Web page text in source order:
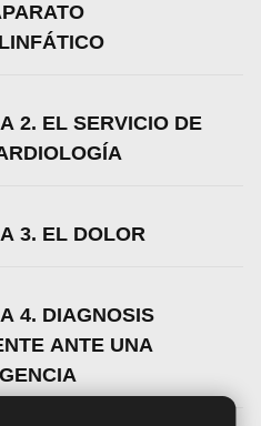
2. EL SERVICIO DE
3. EL DOLOR
4. DIAGNOSIS
ANTE UNA